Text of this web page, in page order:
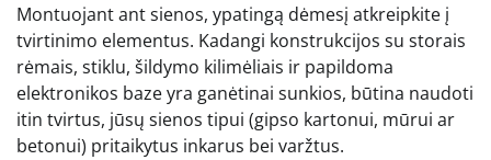
Montuojant ant sienos, ypatingą dėmesį atkreipkite į
tvirtinimo elementus. Kadangi konstrukcijos su storais
rėmais, stiklu, šildymo kilimėliais ir papildoma
elektronikos baze yra ganėtinai sunkios, būtina naudoti
itin tvirtus, jūsų sienos tipui (gipso kartonui, mūrui ar
betonui) pritaikytus inkarus bei varžtus.